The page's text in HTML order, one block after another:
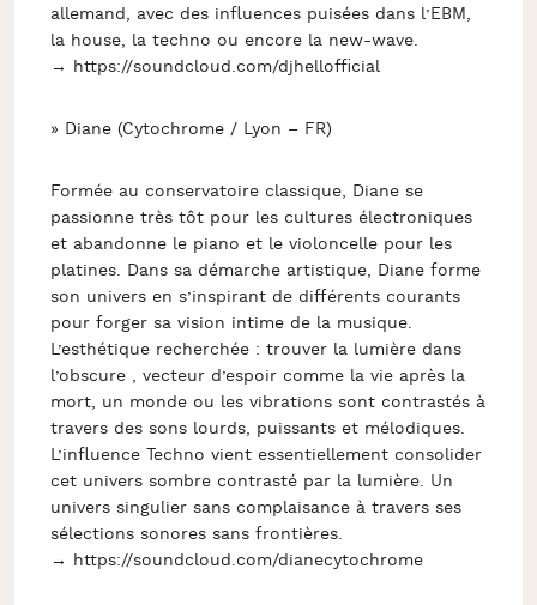
allemand, avec des influences puisées dans l’EBM,
la house, la techno ou encore la new-wave.
→ https://soundcloud.com/djhellofficial
» Diane (Cytochrome / Lyon – FR)
Formée au conservatoire classique, Diane se
passionne très tôt pour les cultures électroniques
et abandonne le piano et le violoncelle pour les
platines. Dans sa démarche artistique, Diane forme
son univers en s’inspirant de différents courants
pour forger sa vision intime de la musique.
L’esthétique recherchée : trouver la lumière dans
l’obscure , vecteur d’espoir comme la vie après la
mort, un monde ou les vibrations sont contrastés à
travers des sons lourds, puissants et mélodiques.
L’influence Techno vient essentiellement consolider
cet univers sombre contrasté par la lumière. Un
univers singulier sans complaisance à travers ses
sélections sonores sans frontières.
→ https://soundcloud.com/dianecytochrome